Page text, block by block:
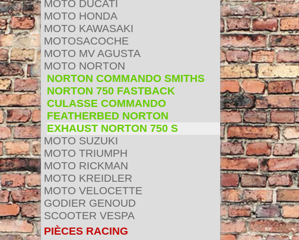
MOTO DUCATI
MOTO HONDA
MOTO KAWASAKI
MOTOSACOCHE
MOTO MV AGUSTA
MOTO NORTON
NORTON COMMANDO SMITHS
NORTON 750 FASTBACK
CULASSE COMMANDO
FEATHERBED NORTON
EXHAUST NORTON 750 S
MOTO SUZUKI
MOTO TRIUMPH
MOTO RICKMAN
MOTO KREIDLER
MOTO VELOCETTE
GODIER GENOUD
SCOOTER VESPA
PIÈCES RACING